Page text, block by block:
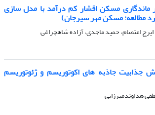
ماندگاری مسکن اقشار کم درآمد با مدل سازی
مطالعه: مسکن مهر سیرجان)
اعتصام، حمید ماجدی، آزاده شاهچراغی
جذابیت جاذبه های اکوتوریسم و ژئوتوریسم
هداوندمیرزایی